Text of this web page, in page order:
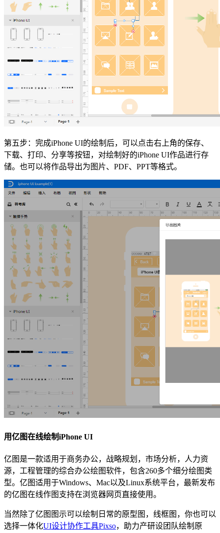
第五步：完成iPhone UI的绘制后，可以点击右上角的保存、
下载、打印、分享等按钮，对绘制好的iPhone UI作品进行存
储。也可以将作品导出为图片、PDF、PPT等格式。
用亿图在线绘制iPhone UI
亿图是一款适用于商务办公，战略规划，市场分析，人力资
源，工程管理的综合办公绘图软件，包含260多个细分绘图类
型。亿图适用于Windows、Mac以及Linux系统平台，最新发布
的亿图在线作图支持在浏览器网页直接使用。
当然除了亿图图示可以绘制日常的原型图，线框图，你也可以
选择一体化UI设计协作工具Pixso，助力产研设团队绘制原